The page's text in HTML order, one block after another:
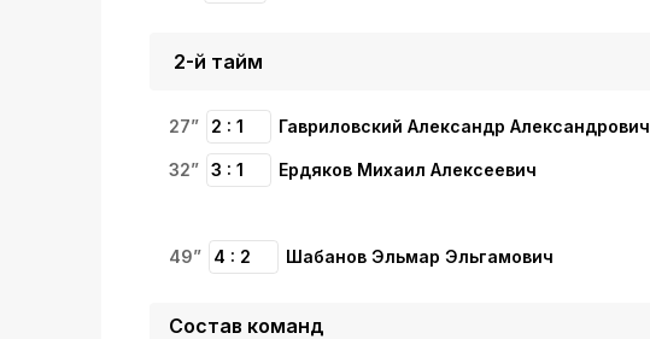
27” 2 : 1 Гавриловский Александр Александрович
32” 3 : 1 Ердяков Михаил Алексеевич
49” 4 : 2 Шабанов Эльмар Эльгамович
2-й тайм
Состав команд